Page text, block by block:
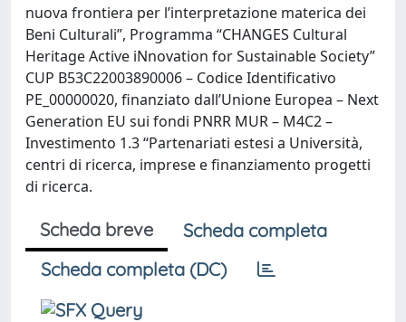
nuova frontiera per l’interpretazione materica dei
Beni Culturali”, Programma “CHANGES Cultural
Heritage Active iNnovation for Sustainable Society”
CUP B53C22003890006 – Codice Identificativo
PE_00000020, finanziato dall’Unione Europea – Next
Generation EU sui fondi PNRR MUR – M4C2 –
Investimento 1.3 “Partenariati estesi a Università,
centri di ricerca, imprese e finanziamento progetti
di ricerca.
Scheda breve
Scheda completa
Scheda completa (DC)